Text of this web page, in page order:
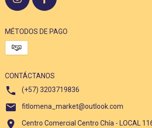
MÉTODOS DE PAGO
CONTÁCTANOS
(+57) 3203719836
fitlomena_market@outlook.com
Centro Comercial Centro Chía - LOCAL